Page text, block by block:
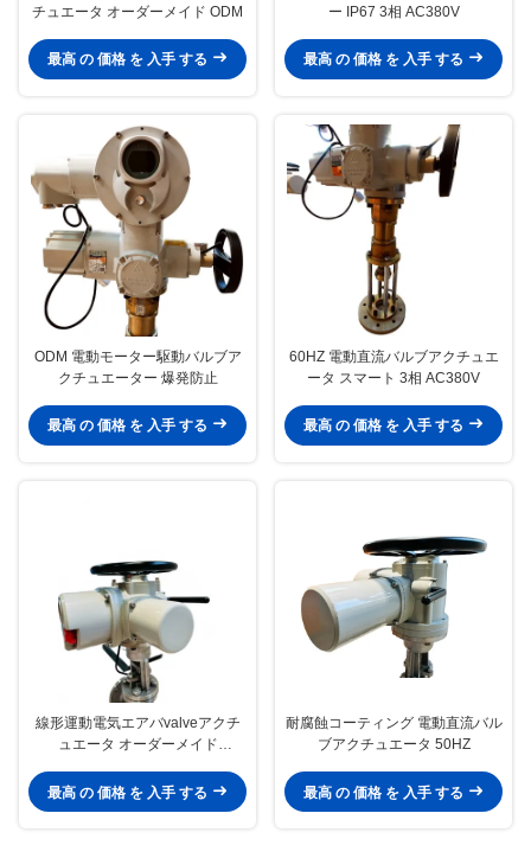
チュエータ オーダーメイド ODM
最高 の 価格 を 入手 する
ー IP67 3相 AC380V
最高 の 価格 を 入手 する
ODM 電動モーター駆動バルブア
クチュエーター 爆発防止
最高 の 価格 を 入手 する
60HZ 電動直流バルブアクチュエ
ータ スマート 3相 AC380V
最高 の 価格 を 入手 する
線形運動電気エアバvalveアクチ
ュエータ オーダーメイド
最高 の 価格 を 入手 する
耐腐蝕コーティング 電動直流バル
ブアクチュエータ 50HZ
最高 の 価格 を 入手 する